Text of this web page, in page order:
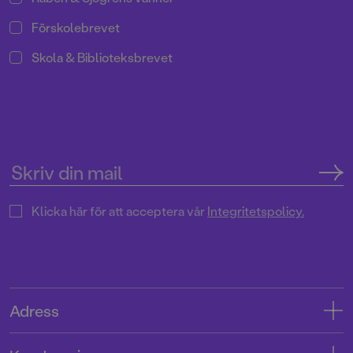
Förskolebrevet
Skola & Biblioteksbrevet
Klicka här för att acceptera vårIntegritetspolicy.
Adress